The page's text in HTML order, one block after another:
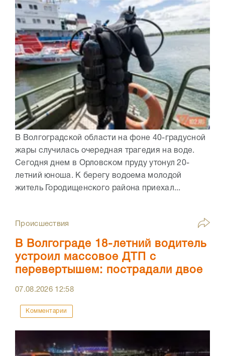
В Волгоградской области на фоне 40-градусной
жары случилась очередная трагедия на воде.
Сегодня днем в Орловском пруду утонул 20-
летний юноша. К берегу водоема молодой
житель Городищенского района приехал...
Происшествия
В Волгограде 18-летний водитель
устроил массовое ДТП с
перевертышем: пострадали двое
07.08.2026 12:58
Комментарии